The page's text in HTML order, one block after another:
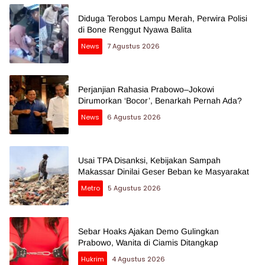
Diduga Terobos Lampu Merah, Perwira Polisi
di Bone Renggut Nyawa Balita
News
7 Agustus 2026
Perjanjian Rahasia Prabowo–Jokowi
Dirumorkan ‘Bocor’, Benarkah Pernah Ada?
News
6 Agustus 2026
Usai TPA Disanksi, Kebijakan Sampah
Makassar Dinilai Geser Beban ke Masyarakat
Metro
5 Agustus 2026
Sebar Hoaks Ajakan Demo Gulingkan
Prabowo, Wanita di Ciamis Ditangkap
Hukrim
4 Agustus 2026